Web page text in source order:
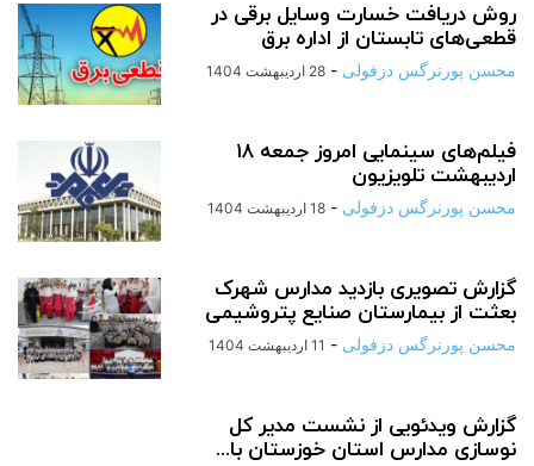
روش دریافت خسارت وسایل برقی در
قطعی‌های تابستان از اداره برق
محسن پورنرگس دزفولی - 28 اردیبهشت 1404
فیلم‌های سینمایی امروز جمعه ۱۸
اردیبهشت تلویزیون
محسن پورنرگس دزفولی - 18 اردیبهشت 1404
گزارش تصویری بازدید مدارس شهرک
بعثت از بیمارستان صنایع پتروشیمی
محسن پورنرگس دزفولی - 11 اردیبهشت 1404
گزارش ویدئویی از نشست مدیر کل
نوسازی مدارس استان خوزستان با...